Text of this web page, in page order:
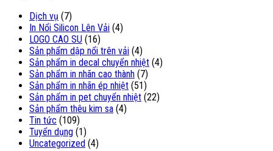
Dịch vụ (7)
In Nổi Silicon Lên Vải (4)
LOGO CAO SU (16)
Sản phẩm dập nổi trên vải (4)
Sản phẩm in decal chuyển nhiệt (4)
Sản phẩm in nhãn cao thành (7)
Sản phẩm in nhãn ép nhiệt (51)
Sản phẩm in pet chuyển nhiệt (22)
Sản phẩm thêu kim sa (4)
Tin tức (109)
Tuyển dụng (1)
Uncategorized (4)